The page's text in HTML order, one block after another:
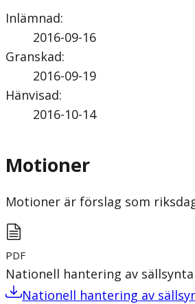
Inlämnad:
2016-09-16
Granskad:
2016-09-19
Hänvisad:
2016-10-14
Motioner
Motioner är förslag som
PDF
Nationell hantering av
Nationell hantering av